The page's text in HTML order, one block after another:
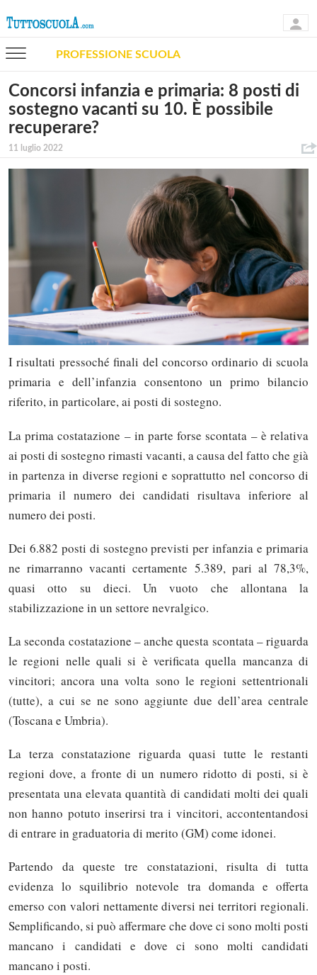
PROFESSIONE SCUOLA
Concorsi infanzia e primaria: 8 posti di
sostegno vacanti su 10. È possibile
recuperare?
11 luglio 2022
I risultati pressoché finali del concorso ordinario di scuola
primaria e dell’infanzia consentono un primo bilancio
riferito, in particolare, ai posti di sostegno.
La prima costatazione – in parte forse scontata – è relativa
ai posti di sostegno rimasti vacanti, a causa del fatto che già
in partenza in diverse regioni e soprattutto nel concorso di
primaria il numero dei candidati risultava inferiore al
numero dei posti.
Dei 6.882 posti di sostegno previsti per infanzia e primaria
ne rimarranno vacanti certamente 5.389, pari al 78,3%,
quasi otto su dieci. Un vuoto che allontana la
stabilizzazione in un settore nevralgico.
La seconda costatazione – anche questa scontata – riguarda
le regioni nelle quali si è verificata quella mancanza di
vincitori; ancora una volta sono le regioni settentrionali
(tutte), a cui se ne sono aggiunte due dell’area centrale
(Toscana e Umbria).
La terza constatazione riguarda quasi tutte le restanti
regioni dove, a fronte di un numero ridotto di posti, si è
presentata una elevata quantità di candidati molti dei quali
non hanno potuto inserirsi tra i vincitori, accontentandosi
di entrare in graduatoria di merito (GM) come idonei.
Partendo da queste tre constatazioni, risulta di tutta
evidenza lo squilibrio notevole tra domanda e offerta
emerso con valori nettamente diversi nei territori regionali.
Semplificando, si può affermare che dove ci sono molti posti
mancano i candidati e dove ci sono molti candidati
mancano i posti.